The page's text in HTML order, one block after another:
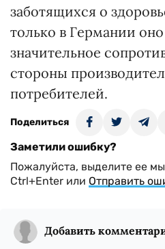
заботящихся о
только в Германии
значительное
стороны
потребителей.
Поделиться
Заметили ошибку?
Пожалуйста, выделите ее
Ctrl+Enter или Отправить
Добавить